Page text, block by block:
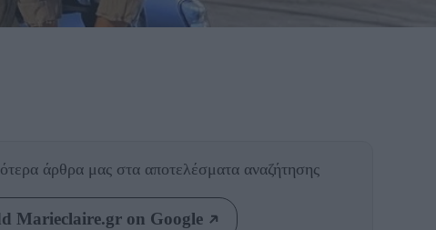
άρθρα μας στα αποτελέσματα αναζήτησης
Marieclaire.gr on Google